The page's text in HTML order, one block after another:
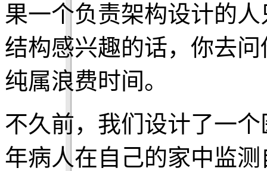
果一个负责架构设计的
结构感兴趣的话，你去
纯属浪费时间。
不久前，我们设计了一
年病人在自己的家中监